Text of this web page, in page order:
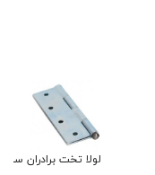
لولا تخت برادران سایز 4 اینچ